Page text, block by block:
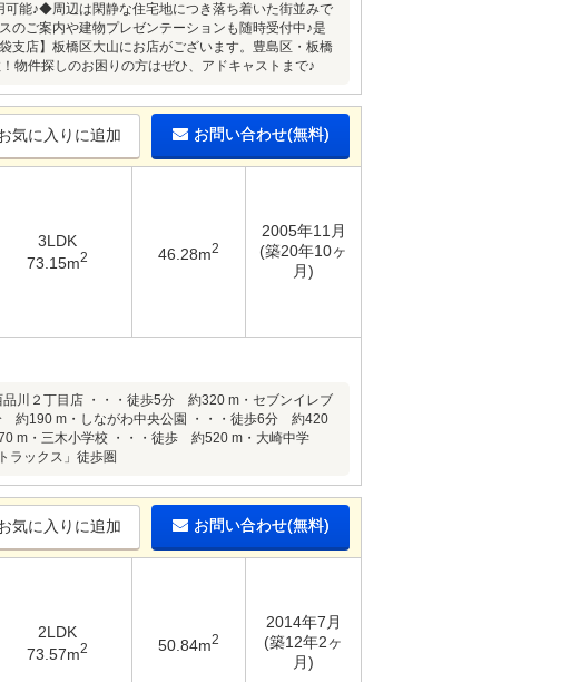
周辺は閑静な住宅地につき落ち着いた街並みで
ご案内や建物プレゼンテーションも随時受付中♪是
板橋区大山にお店がございます。豊島区・板橋
物件探しのお困りの方はぜひ、アドキャストまで♪
気に入りに追加 お問い合わせ(無料)
3LDK
73.15m2 46.28m2
2005年11月
(築20年10ヶ
月)
川２丁目店 ・・・徒歩5分 約320 m・セブンイレブ
約190 m・しながわ中央公園 ・・・徒歩6分 約420
m・三木小学校 ・・・徒歩 約520 m・大崎中学
ックス」徒歩圏
気に入りに追加 お問い合わせ(無料)
2LDK
73.57m2 50.84m2
2014年7月
(築12年2ヶ
月)